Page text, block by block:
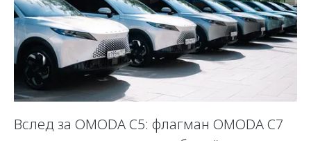
Вслед за OMODA C5: флагман OMODA C7